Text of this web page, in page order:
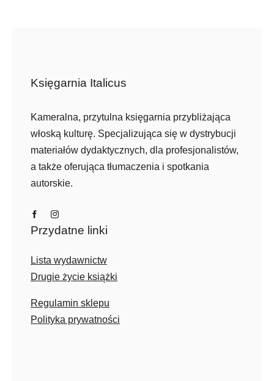
Księgarnia Italicus
Kameralna, przytulna księgarnia przybliżająca
włoską kulturę. Specjalizująca się w dystrybucji
materiałów dydaktycznych, dla profesjonalistów,
a także oferująca tłumaczenia i spotkania
autorskie.
Przydatne linki
Lista wydawnictw
Drugie życie książki
Regulamin sklepu
Polityka prywatności